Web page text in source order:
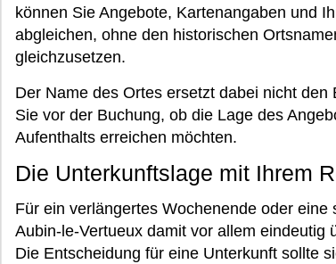
können Sie Angebote, Kartenangaben und
abgleichen, ohne den historischen
gleichzusetzen.
Der Name des Ortes ersetzt dabei nicht
Sie vor der Buchung, ob die Lage des
Aufenthalts erreichen möchten.
Die Unterkunftslage mit Ihrem
Für ein verlängertes Wochenende oder
Aubin-le-Vertueux damit vor allem eindeutig
Die Entscheidung für eine Unterkunft sollte